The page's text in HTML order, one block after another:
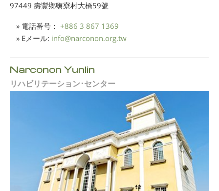
97449 壽豐鄉鹽寮村大橋59號
» 電話番号： +886 3 867 1369
» Eメール: info@narconon.org.tw
Narconon Yunlin
リハビリテーション･センター